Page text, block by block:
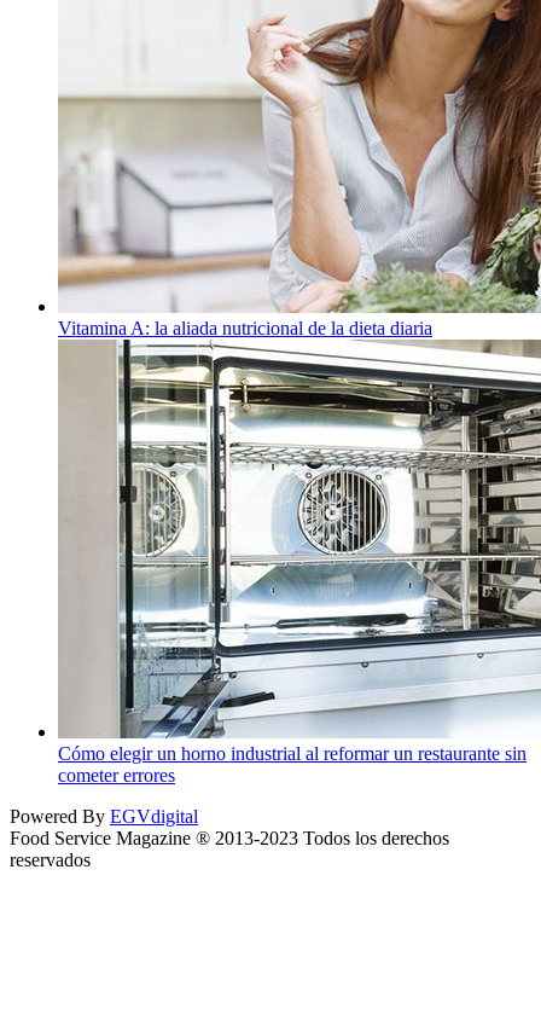
Vitamina A: la aliada nutricional de la dieta diaria
Cómo elegir un horno industrial al reformar un restaurante sin
cometer errores
Powered By EGVdigital
Food Service Magazine ® 2013-2023 Todos los derechos
reservados